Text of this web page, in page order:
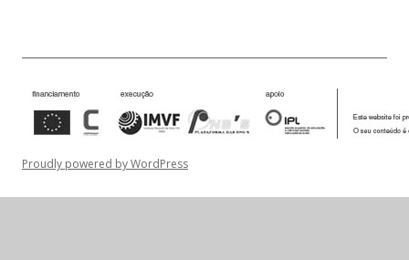
Proudly powered by WordPress